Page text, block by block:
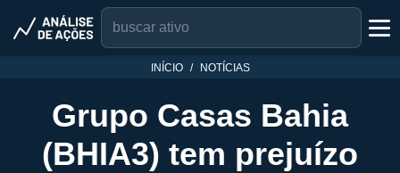
INÍCIO NOTÍCIAS
Grupo Casas Bahia
(BHIA3) tem prejuízo